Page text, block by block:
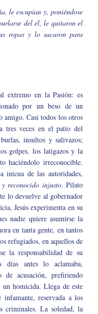
le escupían y, poniéndose
del él, le quitaron el
ropas y lo sacaron para
extremo en la Pasión: es
por un beso de un
amigo. Casi todos los otros
tres veces en el patio del
insultos y salivazos;
golpes, los latigazos y la
haciéndolo irreconocible.
de las autoridades,
y reconocido injusto. Pilato
lo devuelve al gobernador
Jesús experimenta en su
nadie quiere asumirse la
en tanta gente, en tantos
refugiados, en aquellos de
la responsabilidad de su
días antes lo aclamaba,
acusación, prefiriendo
homicida. Llega de este
reservada a los
criminales. La soledad, la